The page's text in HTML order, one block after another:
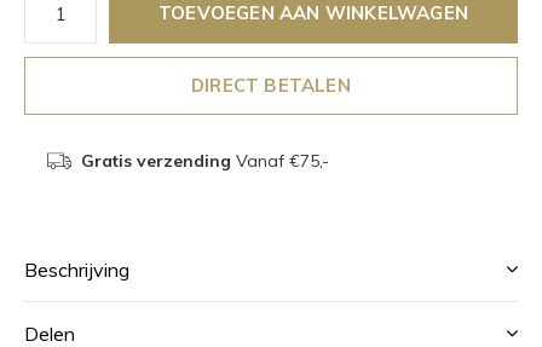
TOEVOEGEN AAN WINKELWAGEN
DIRECT BETALEN
Gratis verzending Vanaf €75,-
Beschrijving
Delen